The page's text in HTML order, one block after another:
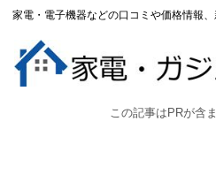
家電・電子機器などの口コミや価格情報
この記事はPRが含